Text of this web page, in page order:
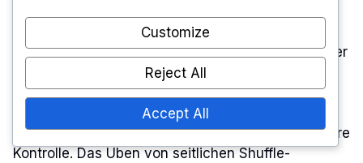
Um das Gleichgewicht zu halten, sollten die Spieler
eine neutrale Haltung einnehmen, die schnelle
seitliche Bewegungen ermöglicht. Das
gleichmäßige Verteilen des Gewichts auf beide
Füße ermöglicht schnellere Reaktionen und bessere
Kontrolle. Das Üben von seitlichen Shuffle-
Customize
Reject All
Accept All